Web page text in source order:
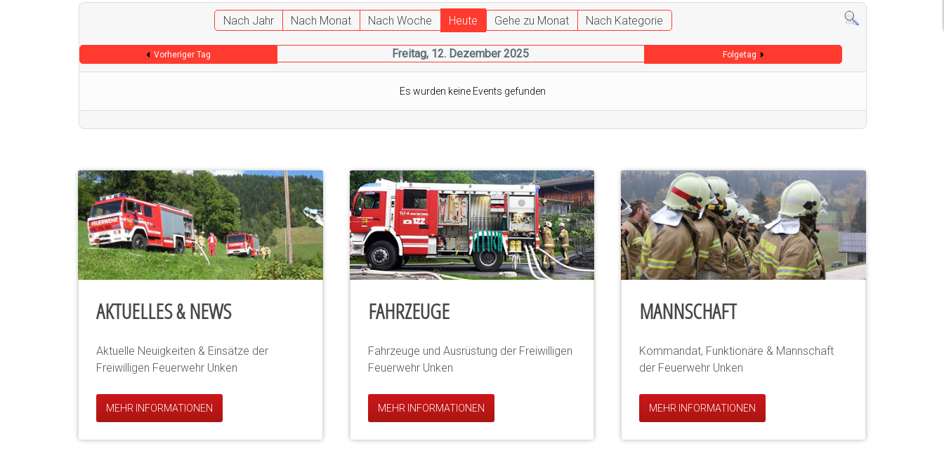
Nach Jahr Nach Monat Nach Woche Heute Gehe zu Monat Nach Kategorie
Vorheriger Tag Freitag, 12. Dezember 2025 Folgetag
Es wurden keine Events gefunden
AKTUELLES & NEWS
Aktuelle Neuigkeiten & Einsätze der
Freiwilligen Feuerwehr Unken
MEHR INFORMATIONEN
FAHRZEUGE
Fahrzeuge und Ausrüstung der Freiwilligen
Feuerwehr Unken
MEHR INFORMATIONEN
MANNSCHAFT
Kommandat, Funktionäre & Mannschaft
der Feuerwehr Unken
MEHR INFORMATIONEN